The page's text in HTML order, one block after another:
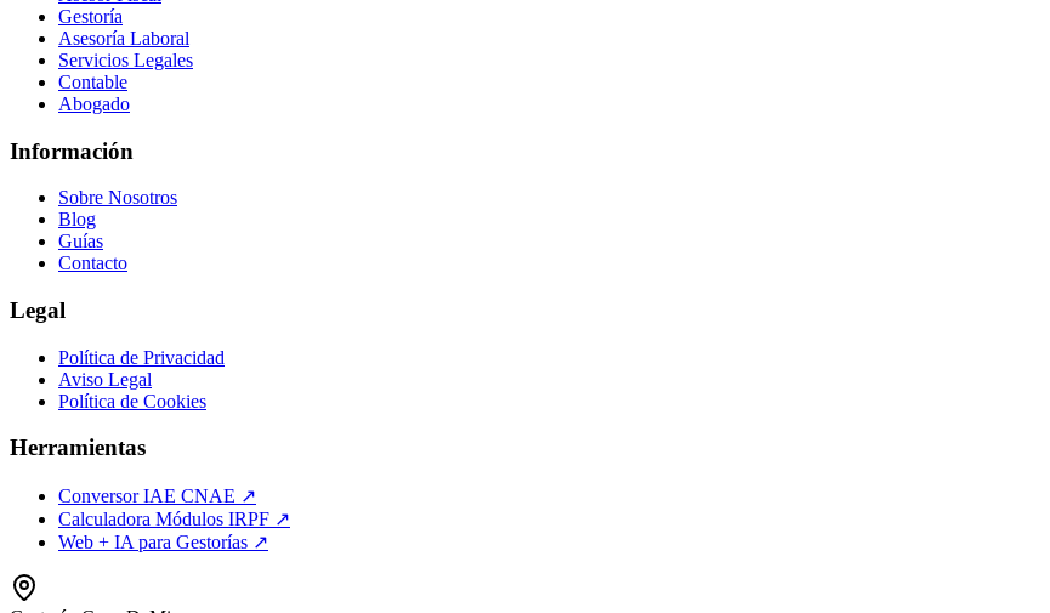
Gestoría
Asesoría Laboral
Servicios Legales
Contable
Abogado
Información
Sobre Nosotros
Blog
Guías
Contacto
Legal
Política de Privacidad
Aviso Legal
Política de Cookies
Herramientas
Conversor IAE CNAE ↗
Calculadora Módulos IRPF ↗
Web + IA para Gestorías ↗